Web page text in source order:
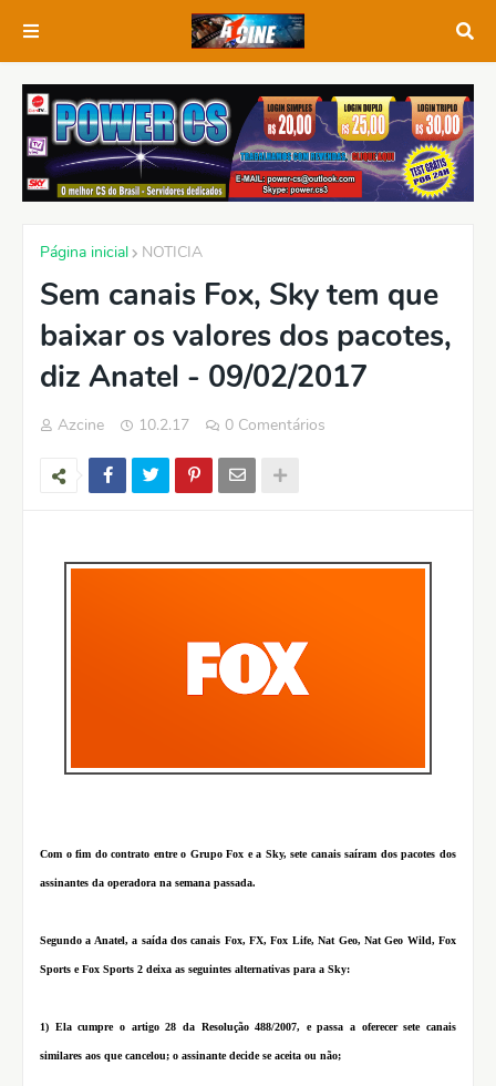
Página inicial NOTICIA
Sem canais Fox, Sky tem que
baixar os valores dos pacotes,
diz Anatel - 09/02/2017
Azcine 10.2.17 0 Comentários
Com o fim do contrato entre o GrupoFox e a Sky, sete canais saíram dos pacotes dos
assinantes da operadora na semana passada.
Segundo a Anatel, a saída dos canais Fox, FX, Fox Life, Nat Geo, Nat Geo Wild, Fox
Sports e Fox Sports 2 deixa as seguintes alternativas para a Sky:
1) Ela cumpre o artigo 28 da Resolução 488/2007, e passa a oferecer sete canais
similares aos que cancelou; o assinante decide se aceita ou não;